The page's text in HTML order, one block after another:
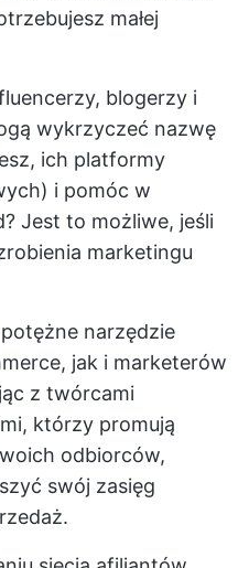
małej
blogerzy i
wykrzyczeć nazwę
ich platformy
i pomóc w
Jest to możliwe, jeśli
marketingu
narzędzie
jak i marketerów
z twórcami
którzy promują
odbiorców,
swój zasięg